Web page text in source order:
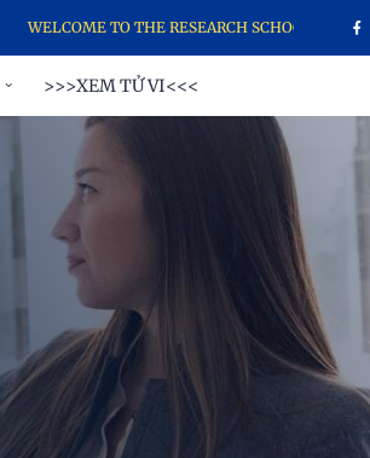
TO THE RESEARCH SCHOOL WEBSITE,
>>>XEM TỬ VI<<<